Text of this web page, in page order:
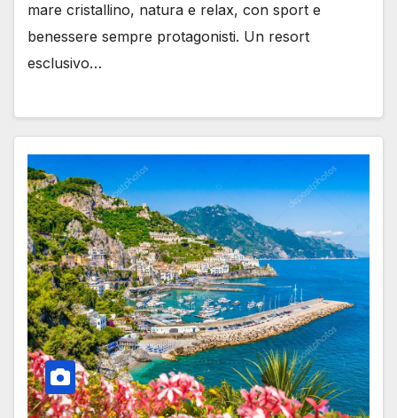
mare cristallino, natura e relax, con sport e
benessere sempre protagonisti. Un resort
esclusivo…